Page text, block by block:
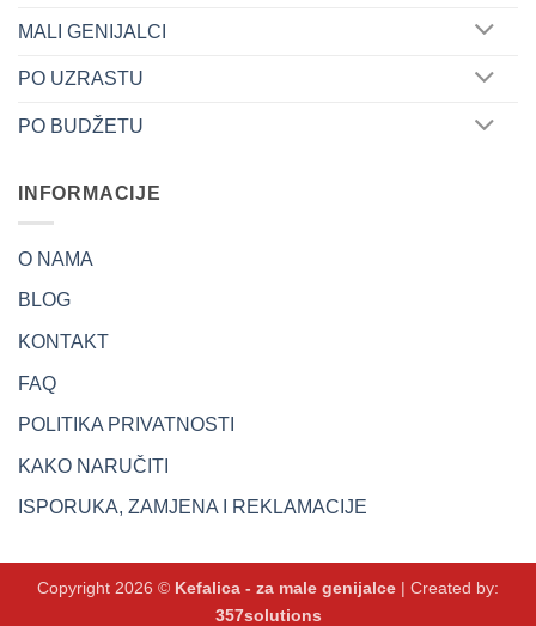
MALI GENIJALCI
PO UZRASTU
PO BUDŽETU
INFORMACIJE
O NAMA
BLOG
KONTAKT
FAQ
POLITIKA PRIVATNOSTI
KAKO NARUČITI
ISPORUKA, ZAMJENA I REKLAMACIJE
Copyright 2026 © Kefalica - za male genijalce | Created by:
357solutions